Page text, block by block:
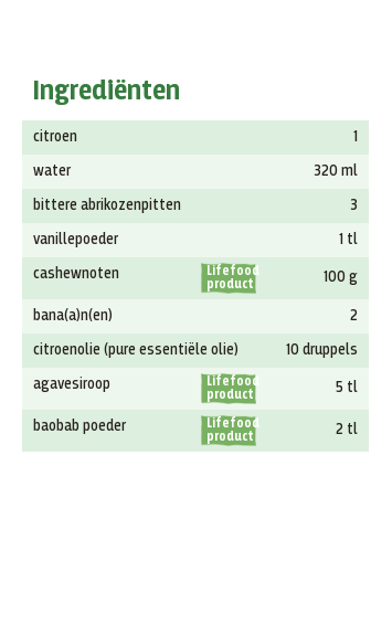
Ingrediënten
citroen 1
water 320 ml
bittere abrikozenpitten 3
vanillepoeder 1 tl
cashewnoten
Lifefood
product
100 g
bana(a)n(en) 2
citroenolie (pure essentiële olie) 10 druppels
agavesiroop
Lifefood
product
5 tl
baobab poeder
Lifefood
product
2 tl